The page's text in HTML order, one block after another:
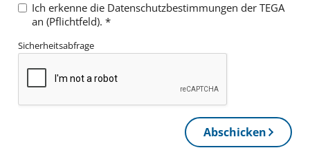
Ich erkenne die Datenschutzbestimmungen der TEGA
an (Pflichtfeld). *
Sicherheitsabfrage
Abschicken